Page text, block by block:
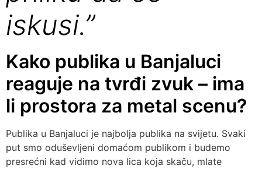
iskusi.”
Kako publika u Banjaluci
reaguje na tvrđi zvuk – ima
li prostora za metal scenu?
Publika u Banjaluci je najbolja publika na svijetu. Svaki
put smo oduševljeni domaćom publikom i budemo
presrećni kad vidimo nova lica koja skaču, mlate